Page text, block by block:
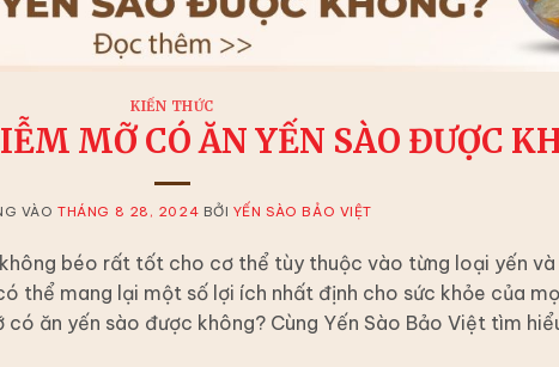
KIẾN THỨC
MỠ CÓ ĂN YẾN SÀO ĐƯỢC
VÀOTHÁNG 8 28, 2024 BỞI YẾN SÀO BẢO VIỆT
béo rất tốt cho cơ thể tùy thuộc vào từng loại yến
thể mang lại một số lợi ích nhất định cho sức khỏe của
có ăn yến sào được không? Cùng Yến Sào Bảo Việt tìm